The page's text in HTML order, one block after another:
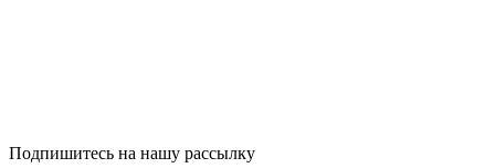
Подпишитесь на нашу рассылку